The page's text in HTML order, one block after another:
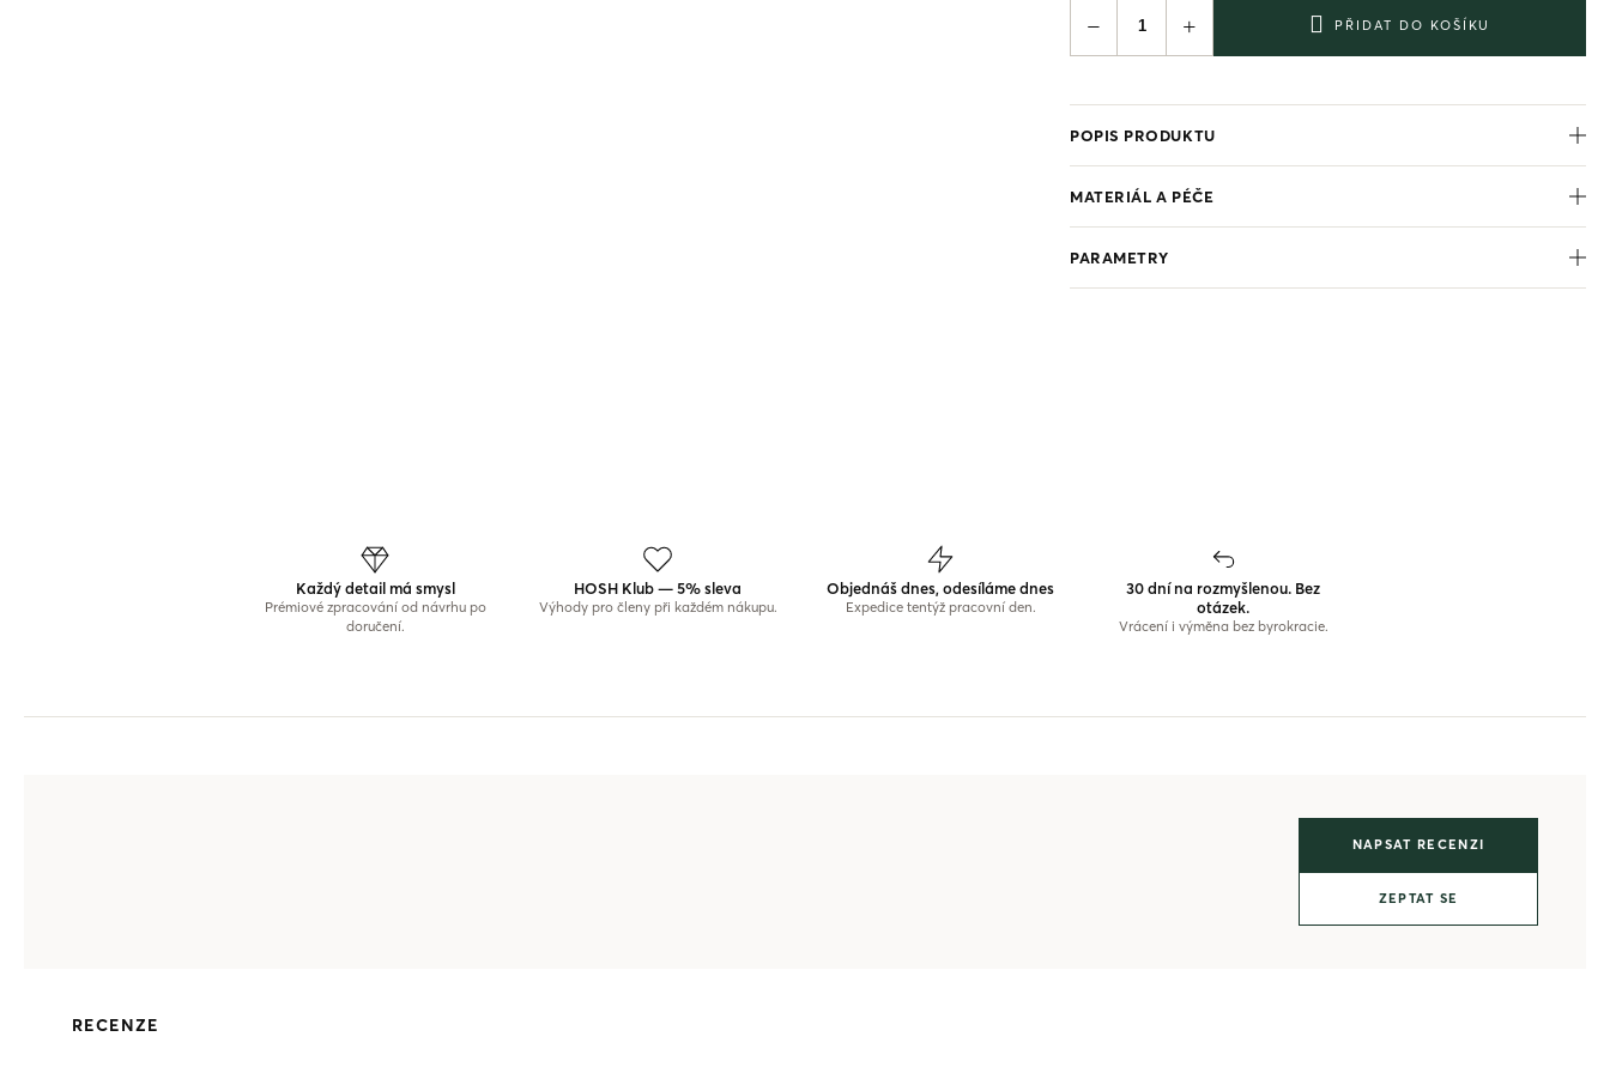
+
− PŘIDAT DO KOŠÍKU
POPIS PRODUKTU
MATERIÁL A PÉČE
PARAMETRY
Každý detail má smysl
Prémiové zpracování od návrhu po
doručení.
HOSH Klub — 5% sleva
Výhody pro členy při každém nákupu.
Objednáš dnes, odesíláme dnes
Expedice tentýž pracovní den.
30 dní na rozmyšlenou. Bez
otázek.
Vrácení i výměna bez byrokracie.
NAPSAT RECENZI
ZEPTAT SE
RECENZE